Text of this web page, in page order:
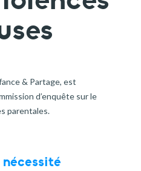
& Partage, est
d’enquête sur le
parentales.